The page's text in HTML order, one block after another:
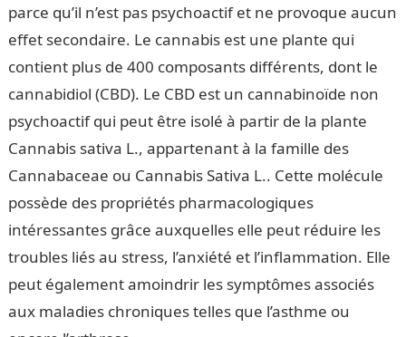
parce qu’il n’est pas psychoactif et ne provoque aucun
effet secondaire. Le cannabis est une plante qui
contient plus de 400 composants différents, dont le
cannabidiol (CBD). Le CBD est un cannabinoïde non
psychoactif qui peut être isolé à partir de la plante
Cannabis sativa L., appartenant à la famille des
Cannabaceae ou Cannabis Sativa L.. Cette molécule
possède des propriétés pharmacologiques
intéressantes grâce auxquelles elle peut réduire les
troubles liés au stress, l’anxiété et l’inflammation. Elle
peut également amoindrir les symptômes associés
aux maladies chroniques telles que l’asthme ou